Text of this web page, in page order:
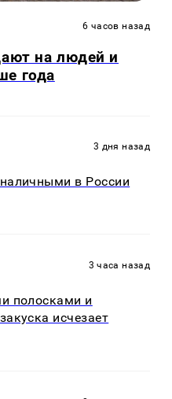
6 часов назад
на людей и
года
3 дня назад
в России
3 часа назад
полосками и
исчезает